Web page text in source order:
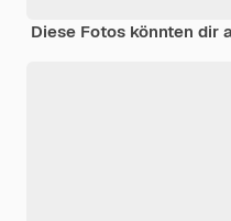
Diese Fotos könnten dir